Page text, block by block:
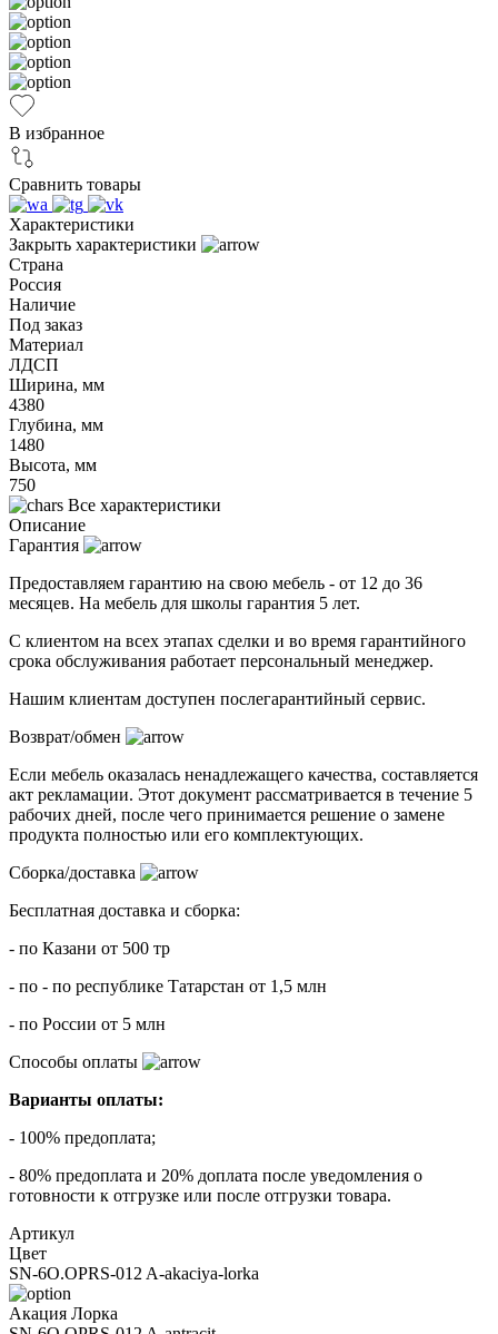
В избранное
Сравнить товары
Характеристики
Закрыть характеристики
Страна
Россия
Наличие
Под заказ
Материал
ЛДСП
Ширина, мм
4380
Глубина, мм
1480
Высота, мм
750
Все характеристики
Описание
Гарантия
Предоставляем гарантию на свою мебель - от 12 до 36
месяцев. На мебель для школы гарантия 5 лет.
С клиентом на всех этапах сделки и во время гарантийного
срока обслуживания работает персональный менеджер.
Нашим клиентам доступен послегарантийный сервис.
Возврат/обмен
Если мебель оказалась ненадлежащего качества, составляется
акт рекламации. Этот документ рассматривается в течение 5
рабочих дней, после чего принимается решение о замене
продукта полностью или его комплектующих.
Сборка/доставка
Бесплатная доставка и сборка:
- по Казани от 500 тр
- по - по республике Татарстан от 1,5 млн
- по России от 5 млн
Способы оплаты
Варианты оплаты:
- 100% предоплата;
- 80% предоплата и 20% доплата после уведомления о
готовности к отгрузке или после отгрузки товара.
Артикул
Цвет
SN-6O.OPRS-012 A-akaciya-lorka
Акация Лорка